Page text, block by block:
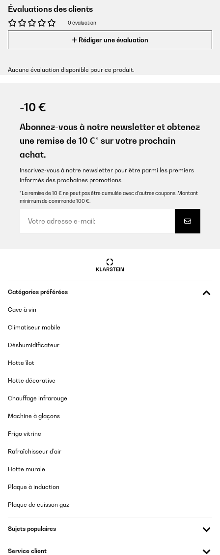
Évaluations des clients
0 évaluation
Rédiger une évaluation
Aucune évaluation disponible pour ce produit.
-10 €
Abonnez-vous à notre newsletter et obtenez
une remise de 10 €* sur votre prochain
achat.
Inscrivez-vous à notre newsletter pour être parmi les premiers
informés des prochaines promotions.
*La remise de 10 € ne peut pas être cumulée avec d’autres coupons. Montant
minimum de commande 100 €.
Catégories préférées
Cave à vin
Climatiseur mobile
Déshumidificateur
Hotte îlot
Hotte décorative
Chauffage infrarouge
Machine à glaçons
Frigo vitrine
Rafraîchisseur d'air
Hotte murale
Plaque à induction
Plaque de cuisson gaz
Sujets populaires
Service client